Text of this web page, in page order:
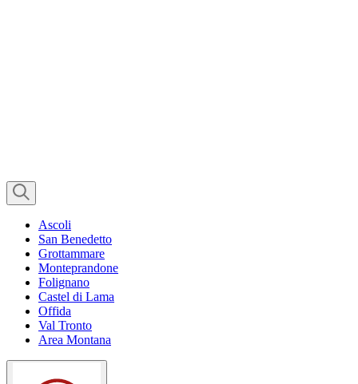
Ascoli
San Benedetto
Grottammare
Monteprandone
Folignano
Castel di Lama
Offida
Val Tronto
Area Montana